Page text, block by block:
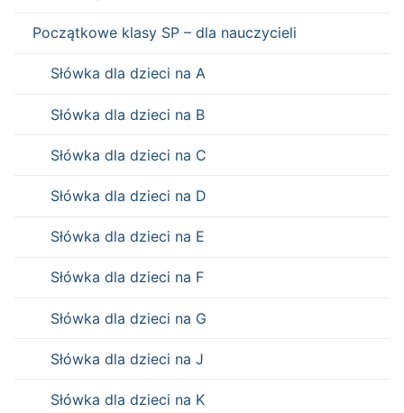
Początkowe klasy SP – dla nauczycieli
Słówka dla dzieci na A
Słówka dla dzieci na B
Słówka dla dzieci na C
Słówka dla dzieci na D
Słówka dla dzieci na E
Słówka dla dzieci na F
Słówka dla dzieci na G
Słówka dla dzieci na J
Słówka dla dzieci na K